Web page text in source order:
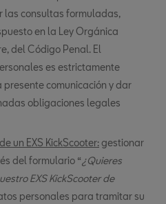
las consultas formuladas,
en la Ley Orgánica
del Código Penal. El
es estrictamente
comunicación y dar
obligaciones legales
un EXS KickScooter:gestionar
del formulario “¿Quieres
EXS KickScooter de
personales para tramitar su